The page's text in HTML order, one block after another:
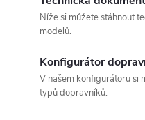
Níže si můžete stáhnout
modelů.
Konfigurátor
V našem konfigurátoru si
typů dopravníků.